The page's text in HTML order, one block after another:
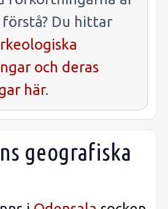
Du hittar
och deras
här.
geografiska